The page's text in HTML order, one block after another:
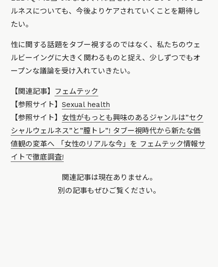
ルネスについても、今後よりケアされていくことを期待し
たい。
性に関する話題をタブー視するのではなく、私たちのウェ
ルビーイングに大きく関わるものと捉え、少しずつでもオ
ープンな議論を受け入れていきたい。
【関連記事】 フェムテック
【参照サイト】Sexual health
【参照サイト】 女性がもっとも興味のあるジャンルは”セク
シャルウェルネス”と”膣トレ”! タブー視時代から新たな価
値観の変革へ 「女性のリアルな今」を フェムテック情報サ
イトで徹底調査!
関連記事は現在ありません。
別の記事もぜひご覧ください。